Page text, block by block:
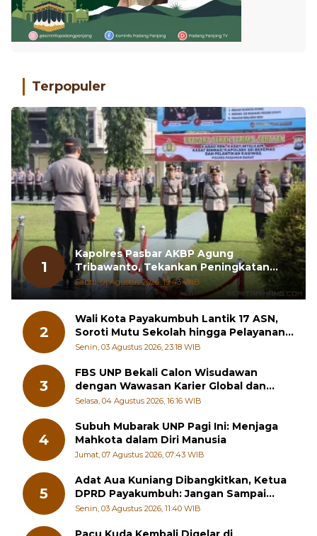
Terpopuler
1
Kapolres Pasbar AKBP Agung
Tribawanto, Tekankan Peningkatan
Pelayanan dan Sinergi dengan
Masyarakat
Sabtu, 01 Agustus 2026, 19:43 WIB
2
Wali Kota Payakumbuh Lantik 17 ASN,
Soroti Mutu Sekolah hingga Pelayanan
RSUD
Senin, 03 Agustus 2026, 23:18 WIB
3
FBS UNP Bekali Calon Wisudawan
dengan Wawasan Karier Global dan
Kewirausahaan Kreatif
Selasa, 04 Agustus 2026, 16:16 WIB
4
Subuh Mubarak UNP Pagi Ini: Menjaga
Mahkota dalam Diri Manusia
Jumat, 07 Agustus 2026, 07:43 WIB
5
Adat Aua Kuniang Dibangkitkan, Ketua
DPRD Payakumbuh: Jangan Sampai
Generasi Muda Hilang Jati Diri
Senin, 03 Agustus 2026, 11:40 WIB